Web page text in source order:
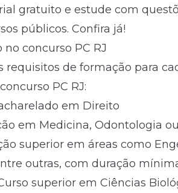
gratuito e estude com
públicos. Confira já!
concurso PC RJ
de formação para
PC RJ:
em Direito
em Medicina, Odontologia
superior em áreas como
outras, com duração
superior em Ciências